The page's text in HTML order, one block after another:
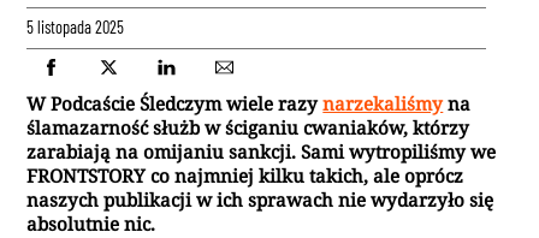
5 listopada 2025
W Podcaście Śledczym wiele razynarzekaliśmyna
ślamazarność służb w ściganiu cwaniaków, którzy
zarabiają na omijaniu sankcji. Sami wytropiliśmy we
FRONTSTORY co najmniej kilku takich, ale oprócz
naszych publikacji w ich sprawach nie wydarzyło się
absolutnie nic.